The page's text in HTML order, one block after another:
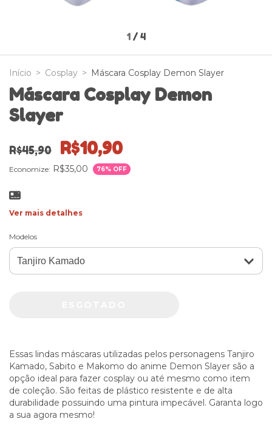
1 / 4
Início > Cosplay > Máscara Cosplay Demon Slayer
Máscara Cosplay Demon
Slayer
R$45,90 R$10,90
Economize: R$35,00 76% OFF
Ver mais detalhes
Modelos
Essas lindas máscaras utilizadas pelos personagens Tanjiro
Kamado, Sabito e Makomo do anime Demon Slayer são a
opção ideal para fazer cosplay ou até mesmo como item
de coleção. São feitas de plástico resistente e de alta
durabilidade possuindo uma pintura impecável. Garanta logo
a sua agora mesmo!